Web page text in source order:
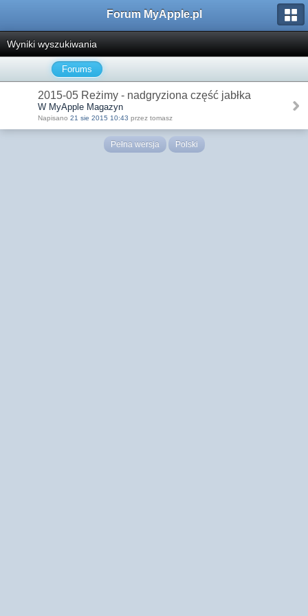
Forum MyApple.pl
Wyniki wyszukiwania
Forums
2015-05 Reżimy - nadgryziona część jabłka
W MyApple Magazyn
Napisano 21 sie 2015 10:43 przez tomasz
Pełna wersja Polski